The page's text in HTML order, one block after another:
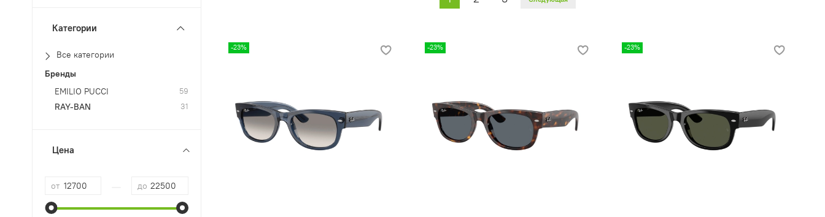
-23% -23% -23%
Категории
Все категории
Бренды
EMILIO PUCCI
59
RAY-BAN 31
Цена
от до